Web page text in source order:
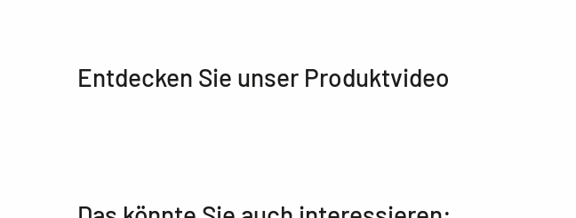
Entdecken Sie unser Produktvideo